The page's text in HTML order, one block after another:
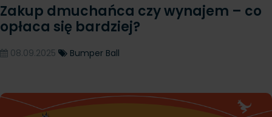
Zakup dmuchańca czy wynajem – co
opłaca się bardziej?
08.09.2025 Bumper Ball